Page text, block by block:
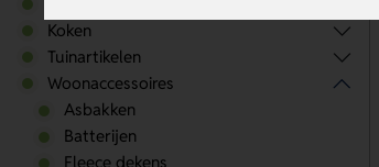
Koken
Tuinartikelen
Woonaccessoires
Asbakken
Batterijen
Fleece dekens